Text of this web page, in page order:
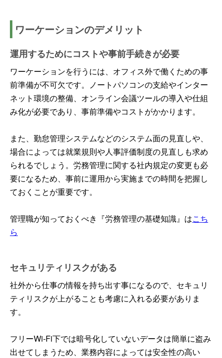
ワーケーションのデメリット
運用するためにコストや事前手続きが必要
ワーケーションを行うには、オフィス外で働くための事
前準備が不可欠です。ノートパソコンの支給やインター
ネット環境の整備、オンライン会議ツールの導入や仕組
み化が必要であり、事前準備やコストがかかります。
また、勤怠管理システムなどのシステム面の見直しや、
場合によっては就業規則や人事評価制度の見直しも求め
られるでしょう。労務管理に関する社内規定の変更も必
要になるため、事前に運用から実施までの時間を把握し
ておくことが重要です。
管理職が知っておくべき『労務管理の基礎知識』はこち
ら
セキュリティリスクがある
社外から仕事の情報を持ち出す事になるので、セキュリ
ティリスクが上がることも考慮に入れる必要がありま
す。
フリーWi-Fi下では暗号化していないデータは簡単に盗み
出せてしまうため、業務内容によっては安全性の高い